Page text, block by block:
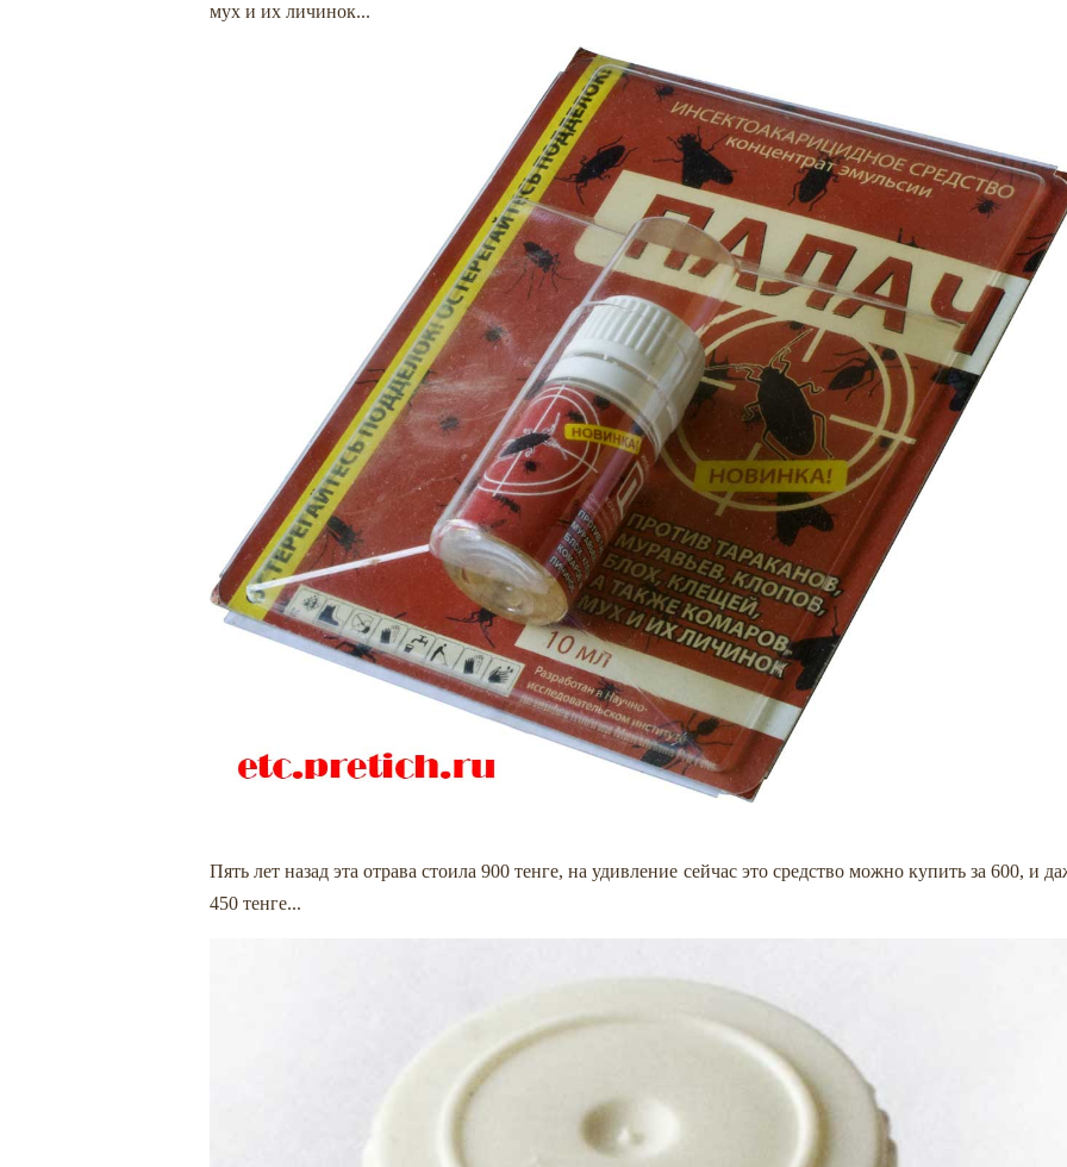
мух и их личинок...
Пять лет назад эта отрава стоила 900 тенге, на удивление сейчас это средство можно купить за 600, и
450 тенге...